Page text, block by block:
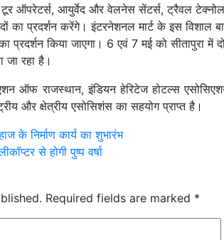
ऑपरेटर्स, आयुर्वेद और वेलनेस सेंटर्स, ट्रैवल
का प्रदर्शन करेंगे। इंटरनेशनल मार्ट के इस
प्रदर्शन किया जाएगा। 6 एवं 7 मई को सीतापुरा में
जा रहा है।
ऑफ राजस्थान, इंडियन हेरिटेज होटल्स
और क्षेत्रीय एसोसिशंस का सहयोग प्राप्त है।
के निर्माण कार्य का शुभारंभ
से होगी पुष्प वर्षा
Required fields are marked *